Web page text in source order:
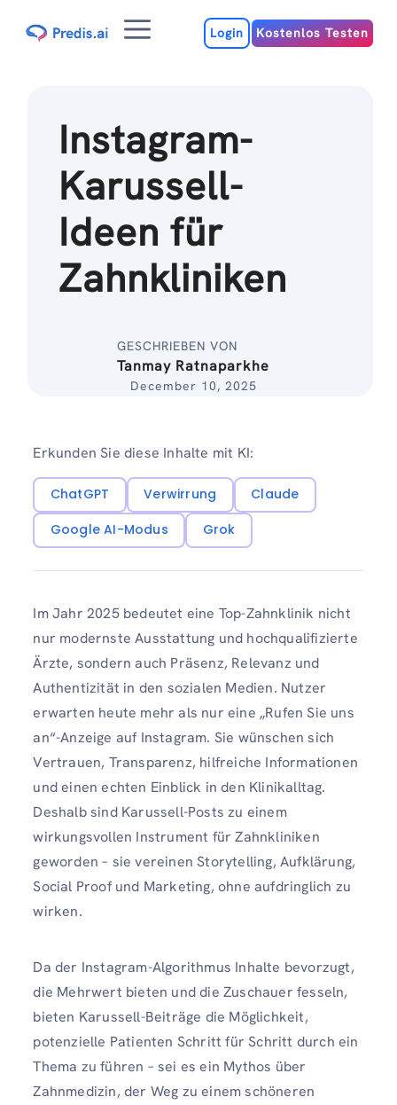
Inhalt
MenuLogin Kostenlos Testen
Instagram-
Karussell-
Ideen für
Zahnkliniken
GESCHRIEBEN VON
Tanmay Ratnaparkhe
December 10, 2025
Erkunden Sie diese Inhalte mit KI:
ChatGPT Verwirrung
Claude
Google AI-Modus
Grok
Im Jahr 2025 bedeutet eine Top-Zahnklinik nicht
nur modernste Ausstattung und hochqualifizierte
Ärzte, sondern auch Präsenz, Relevanz und
Authentizität in den sozialen Medien. Nutzer
erwarten heute mehr als nur eine „Rufen Sie uns
an“-Anzeige auf Instagram. Sie wünschen sich
Vertrauen, Transparenz, hilfreiche Informationen
und einen echten Einblick in den Klinikalltag.
Deshalb sind Karussell-Posts zu einem
wirkungsvollen Instrument für Zahnkliniken
geworden – sie vereinen Storytelling, Aufklärung,
Social Proof und Marketing, ohne aufdringlich zu
wirken.
Da der Instagram-Algorithmus Inhalte bevorzugt,
die Mehrwert bieten und die Zuschauer fesseln,
bieten Karussell-Beiträge die Möglichkeit,
potenzielle Patienten Schritt für Schritt durch ein
Thema zu führen – sei es ein Mythos über
Zahnmedizin, der Weg zu einem schöneren